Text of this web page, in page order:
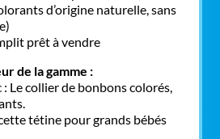
d’origine naturelle, sans
prêt à vendre
de la gamme :
Le collier de bonbons colorés,
tétine pour grands bébés